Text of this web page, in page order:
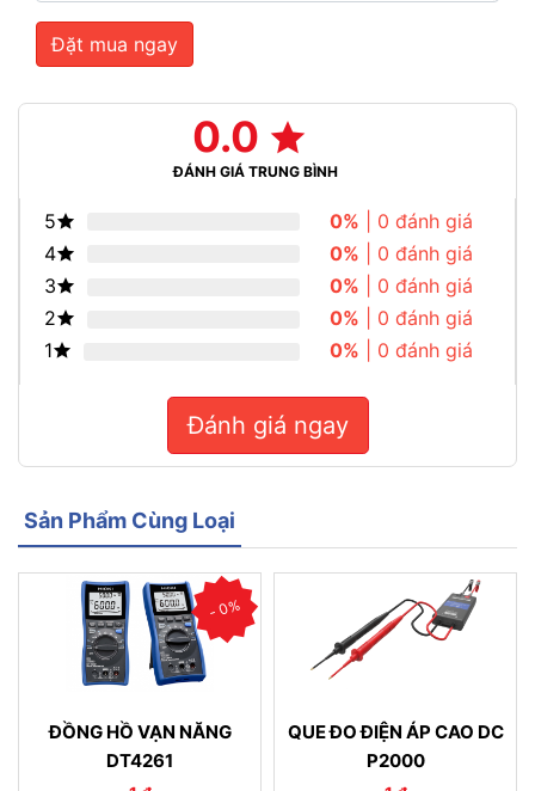
Đặt mua ngay
0.0
ĐÁNH GIÁ TRUNG BÌNH
5 0% | 0 đánh giá
4
0% | 0 đánh giá
3
0% | 0 đánh giá
2
0% | 0 đánh giá
1
0% | 0 đánh giá
Đánh giá ngay
Sản Phẩm Cùng Loại
- 0%
ĐỒNG HỒ VẠN NĂNG
DT4261
QUE ĐO ĐIỆN ÁP CAO DC
P2000